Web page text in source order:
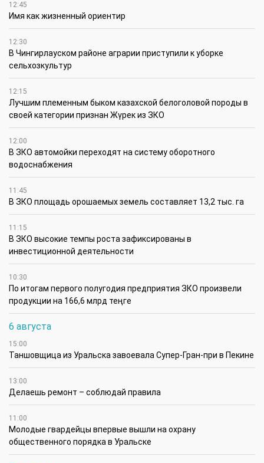
12:45
Имя как жизненный ориентир
12:30
В Чингирлауском районе аграрии приступили к уборке
сельхозкультур
12:15
Лучшим племенным быком казахской белоголовой породы в
своей категории признан Жүрек из ЗКО
12:00
В ЗКО автомойки переходят на систему оборотного
водоснабжения
11:45
В ЗКО площадь орошаемых земель составляет 13,2 тыс. га
11:15
В ЗКО высокие темпы роста зафиксированы в
инвестиционной деятельности
10:30
По итогам первого полугодия предприятия ЗКО произвели
продукции на 166,6 млрд теңге
6 августа
15:00
Таншовщица из Уральска завоевала Супер-Гран-при в Пекине
13:00
Делаешь ремонт – соблюдай правила
11:00
Молодые гвардейцы впервые вышли на охрану
общественного порядка в Уральске